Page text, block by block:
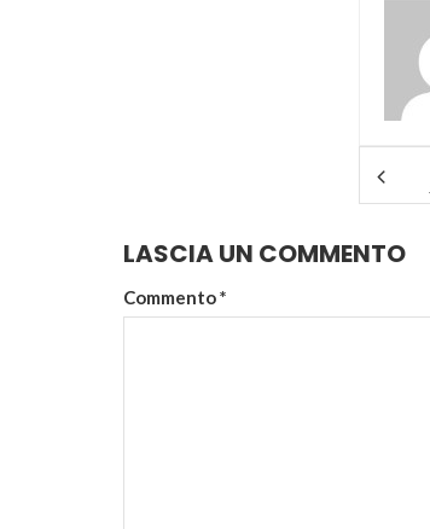
LASCIA UN COMMENTO
Commento*